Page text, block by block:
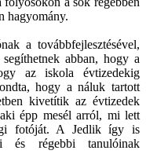
hagyomány.
a továbbfejlesztésével,
abban, hogy a
az iskola évtizedekig
hogy a náluk tartott
kivetítik az évtizedek
épp mesél arról, mi lett
fotóját. A Jedlik így is
és régebbi tanulóinak